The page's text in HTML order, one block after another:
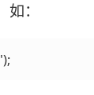
：